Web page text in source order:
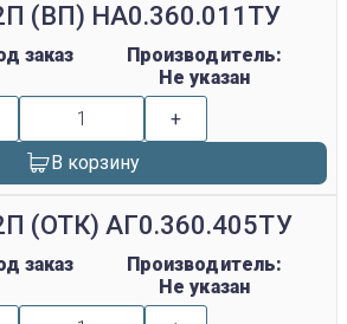
(ВП) НА0.360.011ТУ
заказ
Производитель:
Не указан
+
В корзину
(ОТК) АГ0.360.405ТУ
заказ
Производитель:
Не указан